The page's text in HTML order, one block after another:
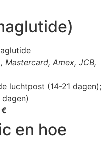
Mastercard, Amex, JCB,
luchtpost (14-21 dagen);
€
en hoe